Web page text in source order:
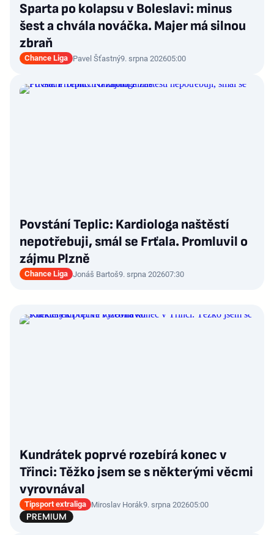
Sparta po kolapsu v Boleslavi: minus
šest a chvála nováčka. Majer má silnou
zbraň
Chance Liga Pavel Šťastný9. srpna 202605:00
Povstání Teplic: Kardiologa naštěstí
nepotřebuji, smál se Frťala. Promluvil o
zájmu Plzně
Chance Liga Jonáš Bartoš9. srpna 202607:30
Kundrátek poprvé rozebírá konec v
Třinci: Těžko jsem se s některými věcmi
vyrovnával
Tipsport extraliga Miroslav Horák9. srpna 202605:00